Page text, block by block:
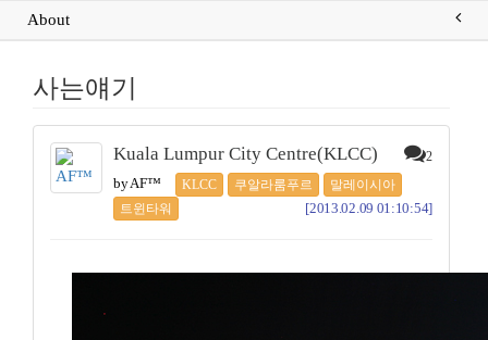
About
사는얘기
Kuala Lumpur City Centre(KLCC) 2
by AF™ KLCC 쿠알라룸푸르
말레이시아
트윈타워
[2013.02.09 01:10:54]